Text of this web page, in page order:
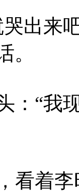
来吧
。
：“我
看着李